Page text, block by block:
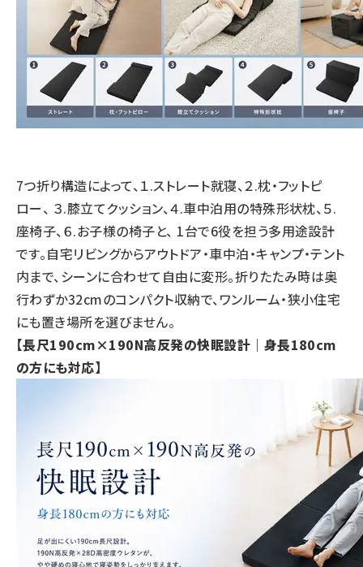
7つ折り構造によって、１.ストレート就寝、２.枕・フットピ
ロー、 ３.膝立てクッション、４.車中泊用の特殊形状枕、５.
座椅子、６.お子様の椅子と、 1台で6役を担う多用途設計
です。自宅リビングからアウトドア・車中泊・キャンプ・テント
内まで、シーンに合わせて自由に変形。折りたたみ時は奥
行わずか32cmのコンパクト収納で、ワンルーム・狭小住宅
にも置き場所を選びません。
【長尺190cm×190N高反発の快眠設計｜身長180cm
の方にも対応】